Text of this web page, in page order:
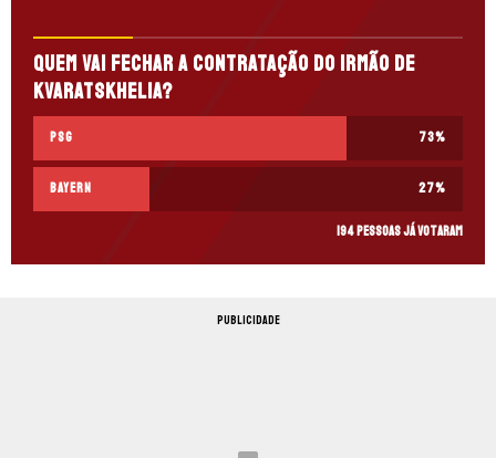
Quem vai fechar a contratação do irmão de
Kvaratskhelia?
PSG 73%
Bayern 27%
194 pessoas já votaram
PUBLICIDADE